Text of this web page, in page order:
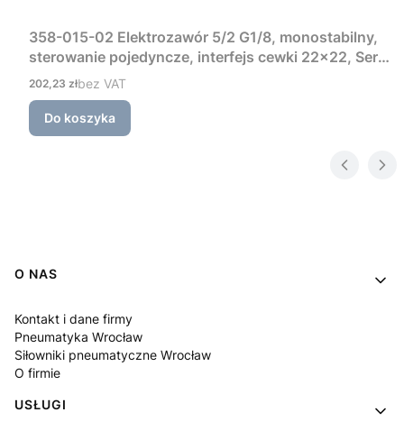
358-015-02 Elektrozawór 5/2 G1/8, monostabilny,
sterowanie pojedyncze, interfejs cewki 22×22, Seria
3 Camozzi
Cena
202,23 złbez VAT
Do koszyka
Linki w stopce
O NAS
Kontakt i dane firmy
Pneumatyka Wrocław
Siłowniki pneumatyczne Wrocław
O firmie
USŁUGI